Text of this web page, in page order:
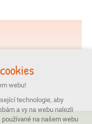
webu!
technologie, aby
a vy na webu nalezli
na našem webu